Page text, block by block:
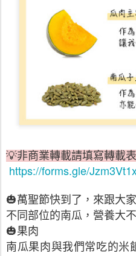
💡非商業轉載請填寫轉載
https://forms.gle/
🎃萬聖節快到了，來跟大
不同部位的南瓜，營養大不
🎃果肉
南瓜果肉與我們常吃的米